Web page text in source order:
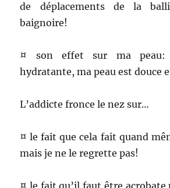
de déplacements de la
baignoire!
¤ son effet sur ma peau:
hydratante, ma peau est douce
L’addicte fronce le nez sur…
¤ le fait que cela fait quand
mais je ne le regrette pas!